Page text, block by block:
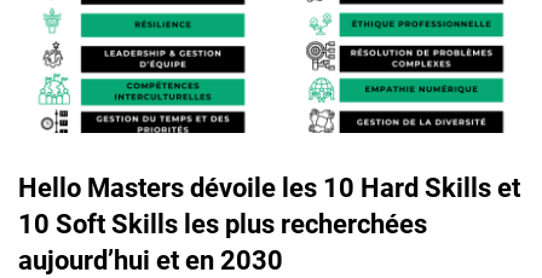
Hello Masters dévoile les 10 Hard Skills et
10 Soft Skills les plus recherchées
aujourd’hui et en 2030